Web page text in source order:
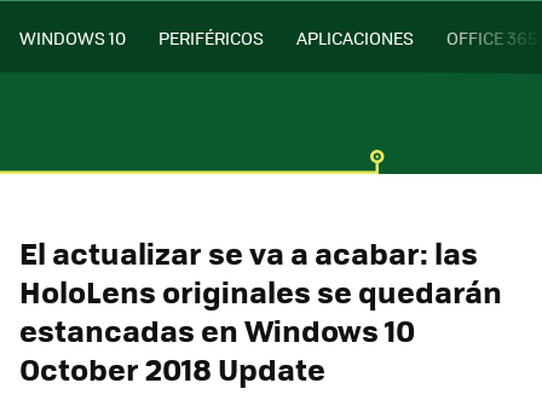
WINDOWS 10 PERIFÉRICOS APLICACIONES OFFICE 365
El actualizar se va a acabar: las
HoloLens originales se quedarán
estancadas en Windows 10
October 2018 Update